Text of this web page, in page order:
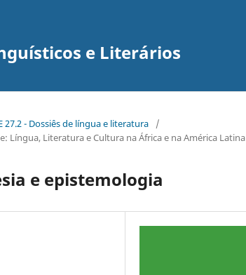
e Literários
27.2 - Dossiês de língua e literatura
/
Língua, Literatura e Cultura na África e na América Latina
e epistemologia